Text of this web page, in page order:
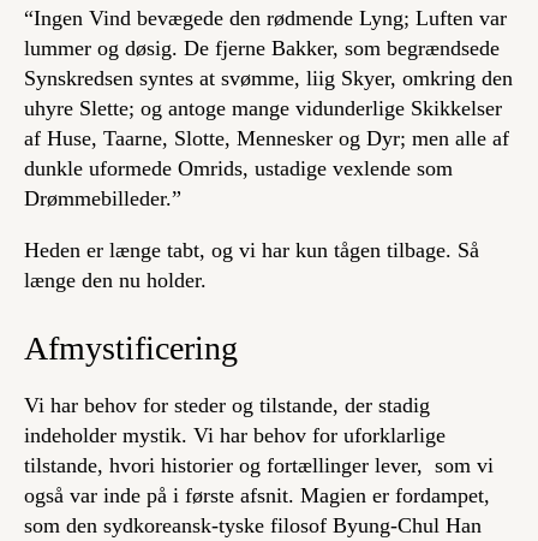
“Ingen Vind bevægede den rødmende Lyng; Luften var
lummer og døsig. De fjerne Bakker, som begrændsede
Synskredsen syntes at svømme, liig Skyer, omkring den
uhyre Slette; og antoge mange vidunderlige Skikkelser
af Huse, Taarne, Slotte, Mennesker og Dyr; men alle af
dunkle uformede Omrids, ustadige vexlende som
Drømmebilleder.”
Heden er længe tabt, og vi har kun tågen tilbage. Så
længe den nu holder.
Afmystificering
Vi har behov for steder og tilstande, der stadig
indeholder mystik. Vi har behov for uforklarlige
tilstande, hvori historier og fortællinger lever, som vi
også var inde på i første afsnit. Magien er fordampet,
som den sydkoreansk-tyske filosof Byung-Chul Han